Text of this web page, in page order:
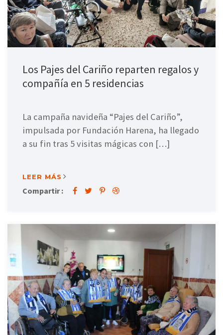
Los Pajes del Cariño reparten regalos y
compañía en 5 residencias
La campaña navideña “Pajes del Cariño”,
impulsada por Fundación Harena, ha llegado
a su fin tras 5 visitas mágicas con […]
LEER MÁS
Compartir :